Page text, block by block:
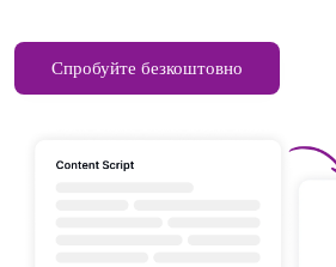
Спробуйте безкоштовно